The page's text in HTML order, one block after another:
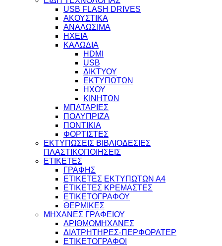
USB FLASH DRIVES
ΑΚΟΥΣΤΙΚΑ
ΑΝΑΛΩΣΙΜΑ
ΗΧΕΙΑ
ΚΑΛΩΔΙΑ
HDMI
USB
ΔΙΚΤΥΟΥ
ΕΚΤΥΠΩΤΩΝ
ΗΧΟΥ
ΚΙΝΗΤΩΝ
ΜΠΑΤΑΡΙΕΣ
ΠΟΛΥΠΡΙΖΑ
ΠΟΝΤΙΚΙΑ
ΦΟΡΤΙΣΤΕΣ
ΕΚΤΥΠΩΣΕΙΣ ΒΙΒΛΙΟΔΕΣΙΕΣ
ΠΛΑΣΤΙΚΟΠΟΙΗΣΕΙΣ
ΕΤΙΚΕΤΕΣ
ΓΡΑΦΗΣ
ΕΤΙΚΕΤΕΣ ΕΚΤΥΠΩΤΩΝ Α4
ΕΤΙΚΕΤΕΣ ΚΡΕΜΑΣΤΕΣ
ΕΤΙΚΕΤΟΓΡΑΦΟΥ
ΘΕΡΜΙΚΕΣ
ΜΗΧΑΝΕΣ ΓΡΑΦΕΙΟΥ
ΑΡΙΘΜΟΜΗΧΑΝΕΣ
ΔΙΑΤΡΗΤΗΡΕΣ-ΠΕΡΦΟΡΑΤΕΡ
ΕΤΙΚΕΤΟΓΡΑΦΟΙ